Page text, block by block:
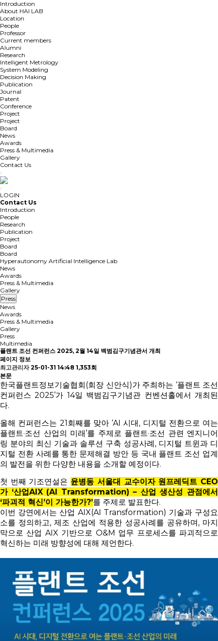
Introduction
About HAI LAB
Location
People
Professor
Current members
Alumni
Research
Intelligent Metrology
System Modeling
Decision Making
Publication
Journal
Patent
Conference
Project
Project
Board
News
Awards
Press & Multimedia
Gallery
Contact Us
LOGIN
Contact Us
Introduction
People
Research
Publication
Project
Board
Board
Hyperautonomy Artificial Intelligence Lab
News
Awards
Press & Multimedia
Gallery
Press
News
Awards
Press & Multimedia
Gallery
Press
Multimedia
플랜트 조선 컨퍼런스 2025, 2월 14일 백범김구기념관서 개최
페이지 정보
최고관리자 25-01-31 14:48 1,353회
본문
한국플랜트정보기술협회(회장 신안식)가 주최하는 ‘플랜트 조선
컨퍼런스 2025’가 14일 백범김구기념관 컨벤션홀에서 개최된
다.
올해 컨퍼런스는 21회째를 맞아 ‘AI 시대, 디지털 전환으로 여는
플랜트·조선 산업의 미래’를 주제로 플랜트·조선 관련 엔지니어
링 분야의 최신 기술과 솔루션 구축 성공사례, 디지털 트윈과 디
지털 전환 사례를 통한 문제해결 방안 등 국내 플랜트 조선 업계
의 발전을 위한 다양한 내용을 소개할 예정이다.
첫 번째 기조연설은 윤병동 서울대 교수이자 원프레딕트 CEO
가 ‘산업AIX (AI Transformation) – 산업 생산성 관점에서
‘파괴적 혁신’이 가능한가?’를 주제로 발표한다.
이번 강연에서는 산업 AIX(AI Transformation) 기술과 구성요
소를 정의하고, 제조 산업에 적용한 성공사례를 공유하며, 마지
막으로 산업 AIX 기반으로 O&M 업무 프로세스를 파괴적으로
혁신하는 미래 방향성에 대해 제언한다.